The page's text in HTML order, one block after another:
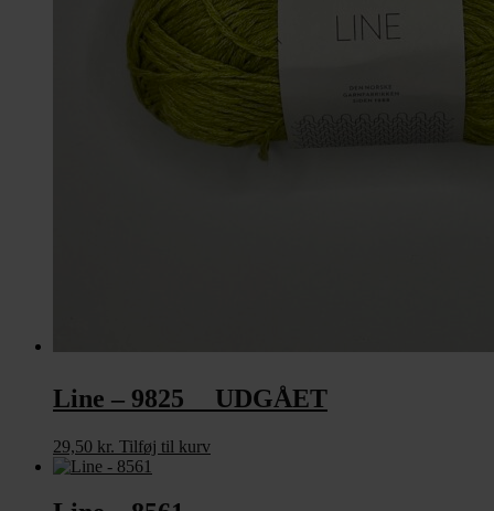
Line – 9825 UDGÅET
29,50 kr. Tilføj til kurv